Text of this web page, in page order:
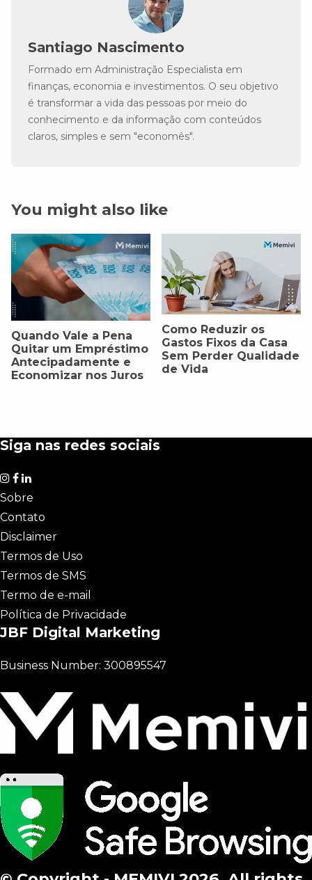
Santiago Nascimento
Formado em Administração Especialista em
finanças, economia e investimentos. O seu objetivo
é transformar a vida das pessoas por meio do
conhecimento e da informação com conteúdos
claros, simples e sem "economês".
You might also like
Quando Vale a Pena
Quitar um Empréstimo
Antecipadamente e
Economizar nos Juros
Como Reduzir os
Gastos Fixos da Casa
Sem Perder Qualidade
de Vida
Siga nas redes sociais
Sobre
Contato
Disclaimer
Termos de Uso
Termos de SMS
Termo de e-mail
Política de Privacidade
JBF Digital Marketing
Business Number: 300895547